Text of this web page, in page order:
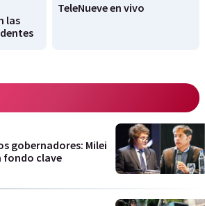
las
TeleNueve en vivo
gobernadores: Milei
fondo clave